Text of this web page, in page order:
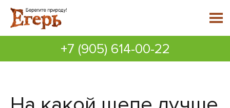
+7 (905) 614-00-22